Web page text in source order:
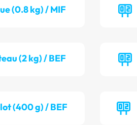
(0.8 kg) / MIF
(2 kg) / BEF
(400 g) / BEF